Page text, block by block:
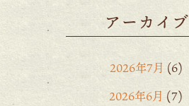
アーカイブ
2026年7月 (6)
2026年6月 (7)